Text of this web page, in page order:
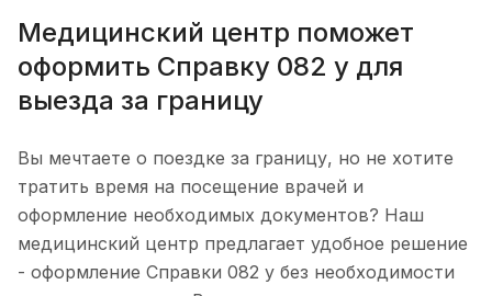
Медицинский центр поможет
оформить Справку 082 у для
выезда за границу
Вы мечтаете о поездке за границу, но не хотите
тратить время на посещение врачей и
оформление необходимых документов? Наш
медицинский центр предлагает удобное решение
- оформление Справки 082 у без необходимости